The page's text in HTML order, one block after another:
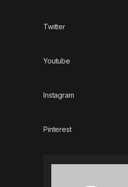
Twitter
Youtube
Instagram
Pinterest